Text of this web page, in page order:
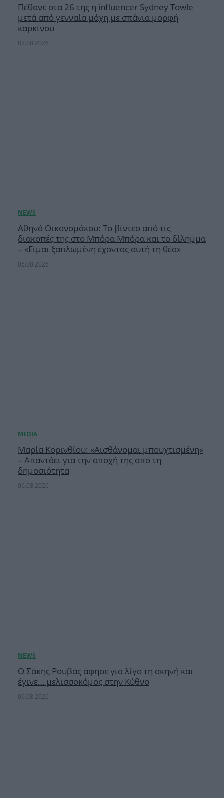
Πέθανε στα 26 της η influencer Sydney Towle
μετά από γενναία μάχη με σπάνια μορφή
καρκίνου
07.08.2026
Αθηνά Οικονομάκου: Το βίντεο από τις
διακοπές της στο Μπόρα Μπόρα και το δίλημμα
– «Είμαι ξαπλωμένη έχοντας αυτή τη θέα»
06.08.2026
Μαρία Κορινθίου: «Αισθάνομαι μπουχτισμένη»
– Απαντάει για την αποχή της από τη
δημοσιότητα
06.08.2026
Ο Σάκης Ρουβάς άφησε για λίγο τη σκηνή και
έγινε… μελισσοκόμος στην Κύθνο
06.08.2026